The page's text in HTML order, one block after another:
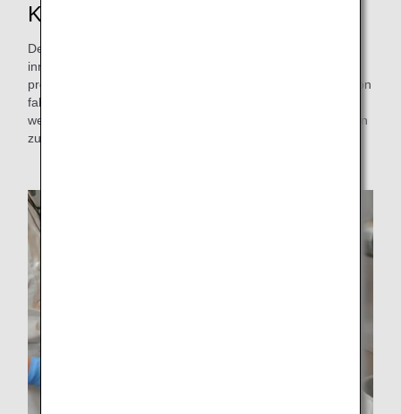
Kochabfälle recyceln
Der ANA Catering Service, der Mahlzeiten an Bord für
innerjapanische und internationale ANA-Flüge ex Japan
produziert verfolgt eine ähnliche Initiative. Bei der Produktion
fallen jährlich etwa 248 Tonnen Müll an; 28 Tonnen Öl
werden während des Kochprozesses genutzt. Diese werden
zu 100 % recycelt.